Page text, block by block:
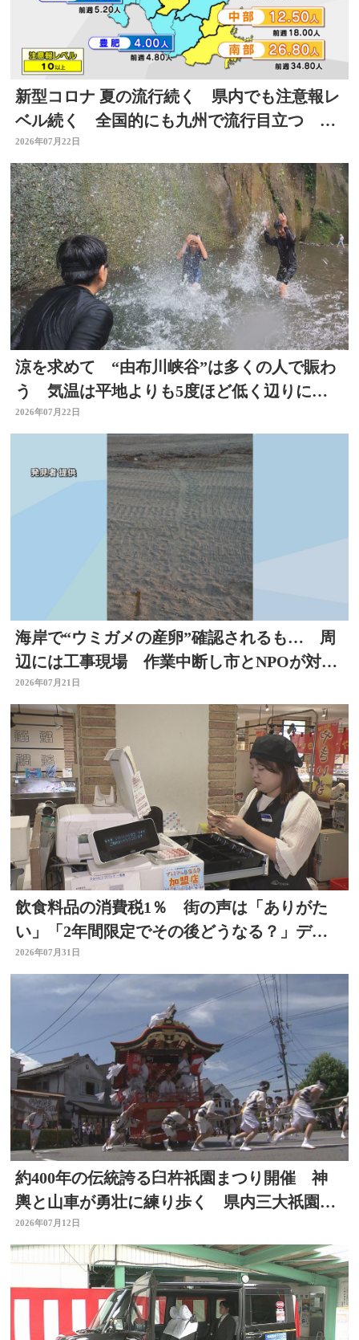
新型コロナ 夏の流行続く 県内でも注意報レ
ベル続く 全国的にも九州で流行目立つ 大
分
2026年07月22日
涼を求めて “由布川峡谷”は多くの人で賑わ
う 気温は平地よりも5度ほど低く辺りには
涼しい風も 大分
2026年07月22日
海岸で“ウミガメの産卵”確認されるも… 周
辺には工事現場 作業中断し市とNPOが対応
を協議 大分
2026年07月21日
飲食料品の消費税1％ 街の声は「ありがた
い」「2年間限定でその後どうなる？」デパ
ートの反応は 大分
2026年07月31日
約400年の伝統誇る臼杵祇園まつり開催 神
輿と山車が勇壮に練り歩く 県内三大祇園の
１つ 大分
2026年07月12日